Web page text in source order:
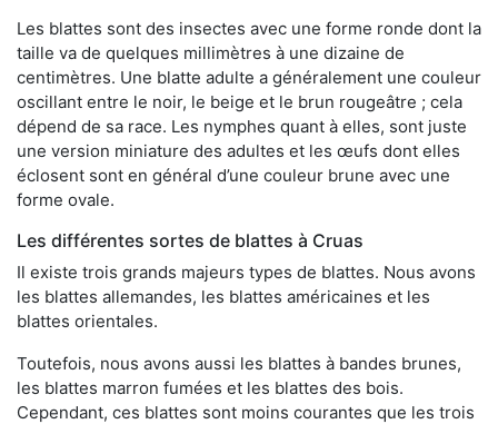
Les blattes sont des insectes avec une forme ronde dont la
taille va de quelques millimètres à une dizaine de
centimètres. Une blatte adulte a généralement une couleur
oscillant entre le noir, le beige et le brun rougeâtre ; cela
dépend de sa race. Les nymphes quant à elles, sont juste
une version miniature des adultes et les œufs dont elles
éclosent sont en général d’une couleur brune avec une
forme ovale.
Les différentes sortes de blattes à Cruas
Il existe trois grands majeurs types de blattes. Nous avons
les blattes allemandes, les blattes américaines et les
blattes orientales.
Toutefois, nous avons aussi les blattes à bandes brunes,
les blattes marron fumées et les blattes des bois.
Cependant, ces blattes sont moins courantes que les trois